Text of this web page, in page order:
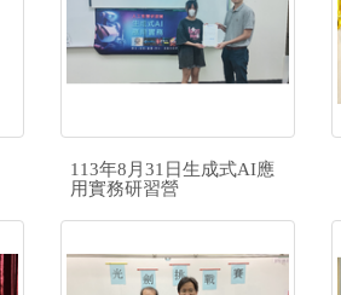
113年8月31日生成式AI應
用實務研習營